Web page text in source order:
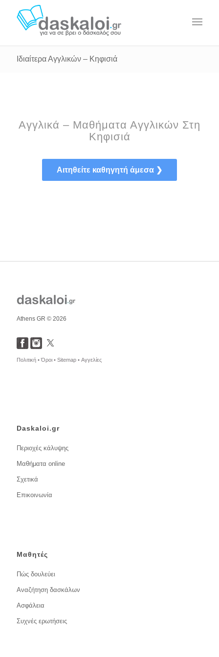
Ιδιαίτερα Αγγλικών – Κηφισιά
Αγγλικά – Μαθήματα Αγγλικών Στη
Κηφισιά
Αιτηθείτε καθηγητή άμεσα ❯
Athens GR © 2026
Πολιτική •Όροι • Sitemap • Αγγελίες
Daskaloi.gr
Περιοχές κάλυψης
Μαθήματα online
Σχετικά
Επικοινωνία
Μαθητές
Πώς δουλεύει
Αναζήτηση δασκάλων
Ασφάλεια
Συχνές ερωτήσεις